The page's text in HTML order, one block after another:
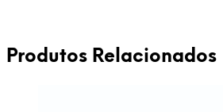
Produtos Relacionados